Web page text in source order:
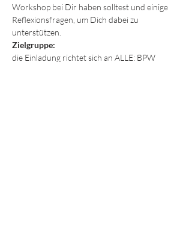
Workshop bei Dir haben solltest und einige
Reflexionsfragen, um Dich dabei zu
unterstützen.
Zielgruppe:
die Einladung richtet sich an ALLE: BPW